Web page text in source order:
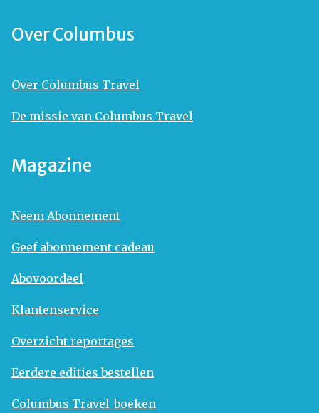
Over Columbus
Over Columbus Travel
De missie van Columbus Travel
Magazine
Neem Abonnement
Geef abonnement cadeau
Abovoordeel
Klantenservice
Overzicht reportages
Eerdere edities bestellen
Columbus Travel-boeken